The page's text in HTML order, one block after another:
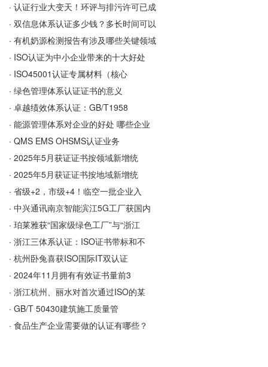
· 认证行业大变天！环评与排污许可已成
· 双信息体系认证多少钱？多长时间可以
· 有机奶源检测报告有涉及哪些关键领域
· ISO认证为中小企业带来的十大好处
· ISO45001认证专属材料（核心
· 绿色管理体系认证证书的意义
· 卓越绩效体系认证：GB/T1958
· 能源管理体系对企业的好处 哪些企业
· QMS EMS OHSMS认证业务
· 2025年5月获证证书按领域新增统
· 2025年5月获证证书按地域新增统
· 省级+2，市级+4！临空一批企业入
· 中兴通讯南京智能滨江5G工厂获国内
· 珀莱雅获“国家级绿色工厂”与“浙江
· 浙江三体系认证：ISO证书带标和不
· 杭州卧兔喜获ISO国际IT双认证
· 2024年11月拥有有效证书量前3
· 浙江杭州、丽水对首次通过ISO的某
· GB/T 50430建筑施工质量管
· 食品生产企业需要做的认证有哪些？